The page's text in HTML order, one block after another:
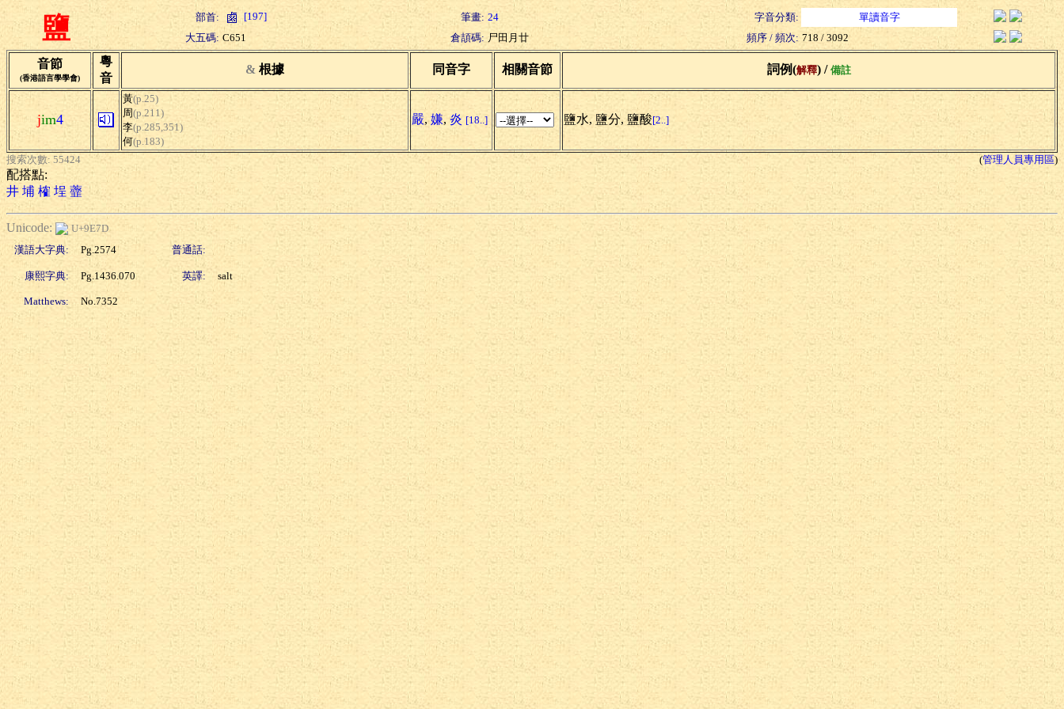
鹽 部首: [197] 筆畫: 24 字音分類:
單讀音字
大五碼: C651 倉頡碼: 尸田月廿 頻序 / 頻次: 718 / 3092
音節
(香港語言學學會)
粵
音
& 根據 同音字 相關音節 詞例(解釋) / 備註
jim4
黃(p.25)
周(p.211)
李(p.285,351)
何(p.183)
嚴,嫌,炎 [18..] 鹽水, 鹽分, 鹽酸[2..]
搜索次數: 55424 (管理人員專用區)
配搭點:
井 埔 榷 埕 虀
Unicode:
U+9E7D
漢語大字典:
Pg.2574 普通話:
康熙字典: Pg.1436.070 英譯: salt
Matthews: No.7352